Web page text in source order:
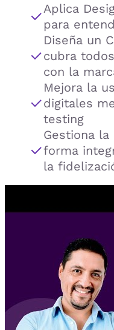
Aplica
para
Diseña un
cubra
con la
Mejora la
digitales
testing
Gestiona
forma
la